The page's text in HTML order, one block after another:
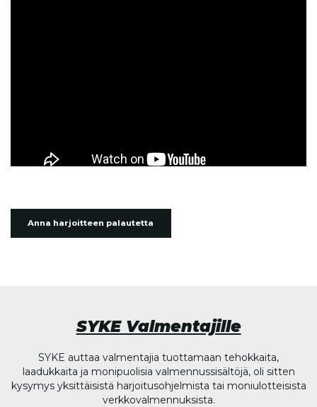
Anna harjoitteen palautetta
SYKE Valmentajille
SYKE auttaa valmentajia tuottamaan tehokkaita,
laadukkaita ja monipuolisia valmennussisältöjä, oli sitten
kysymys yksittäisistä harjoitusohjelmista tai moniulotteisista
verkkovalmennuksista.